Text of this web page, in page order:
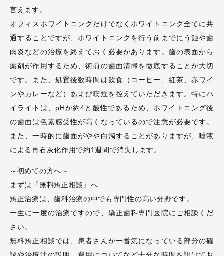
言えます。
オフィスホワイトニングだけでなくホワイトニング全てに共
通することですが、ホワイトニングを行う前までにう蝕や歯
肉炎などの治療を終えておく必要があります。歯の表面から
薬剤が作用するため、術前の歯面清掃を徹底することが大切
です。また、処置後数時間は飲食（コーヒー、紅茶、赤ワイ
ンやカレーなど）あよび喫煙を控えていただきます。特にハ
イライトは、pHが約4と酸性であるため、ホワイトニング後
の歯面は色素感受性が高くなっているので注意が必要です。
また、一時的に歯面がやや白濁することがありますが、唾液
による再石灰化作用で約1週間で消失します。
～初めての方へ～
まずは『無料矯正相談』へ
矯正治療は、歯科治療の中でも専門性の高い分野です。
一生に一度の治療ですので、矯正歯科専門医院にご相談くだ
さい。
無料矯正相談では、患者さんが一番気になっている部分の確